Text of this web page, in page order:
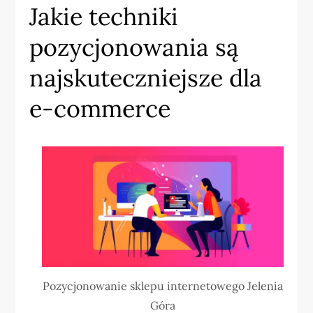
Jakie techniki
pozycjonowania są
najskuteczniejsze dla
e-commerce
Pozycjonowanie sklepu internetowego Jelenia
Góra